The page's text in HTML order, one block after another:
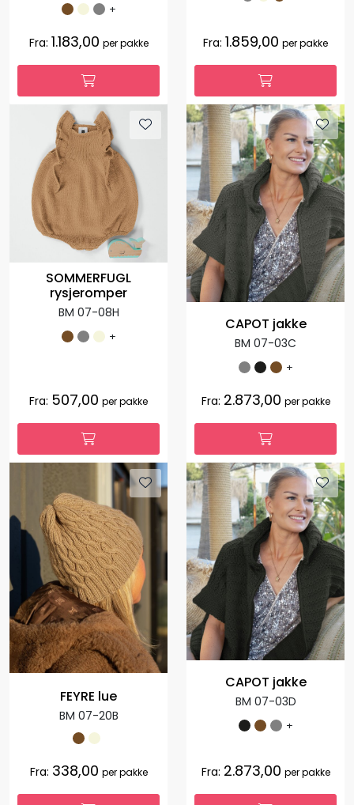
+
Fra: 1.183,00 per pakke Fra: 1.859,00 per pakke
SOMMERFUGL
rysjeromper
BM 07-08H
+
Fra: 507,00 per pakke
CAPOT jakke
BM 07-03C
+
Fra: 2.873,00 per pakke
FEYRE lue
BM 07-20B
Fra: 338,00 per pakke
CAPOT jakke
BM 07-03D
+
Fra: 2.873,00 per pakke